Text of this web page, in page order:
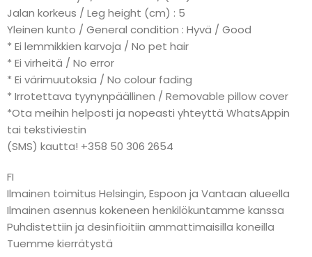
Jalan korkeus / Leg height (cm) : 5
Yleinen kunto / General condition : Hyvä / Good
* Ei lemmikkien karvoja / No pet hair
* Ei virheitä / No error
* Ei värimuutoksia / No colour fading
* Irrotettava tyynynpäällinen / Removable pillow cover
*Ota meihin helposti ja nopeasti yhteyttä WhatsAppin
tai tekstiviestin
(SMS) kautta! +358 50 306 2654
FI
Ilmainen toimitus Helsingin, Espoon ja Vantaan alueella
Ilmainen asennus kokeneen henkilökuntamme kanssa
Puhdistettiin ja desinfioitiin ammattimaisilla koneilla
Tuemme kierrätystä